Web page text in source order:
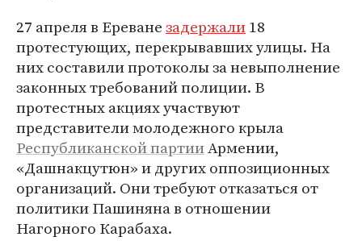
27 апреля в Ереванезадержали18
протестующих, перекрывавших улицы. На
них составили протоколы за невыполнение
законных требований полиции. В
протестных акциях участвуют
представители молодежного крыла
Республиканской партииАрмении,
«Дашнакцутюн» и других оппозиционных
организаций. Они требуют отказаться от
политики Пашиняна в отношении
Нагорного Карабаха.